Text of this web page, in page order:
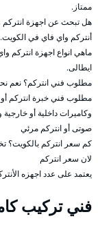
ممتاز.
هل تبحث عن اجهزة
أنتركم واي فاي في الكويت.
ماهي انواع اجهزة انتركم
ايطالى.
مطلوب فني انتركم؟ نعم
مطلوب فني خبرة انتركم
وكاميرات داخلية أو
صوتى أو انتركم مرئي
كم سعر انتركم بالكويت؟
لان سعر انتركم
يعتمد على عدد اجهزه
فني تركيب